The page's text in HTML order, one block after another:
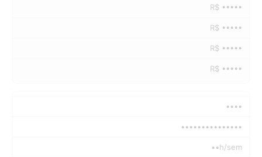
R$ •••••
R$ •••••
R$ •••••
R$ •••••
••••
•••••••••••••••
••h/sem